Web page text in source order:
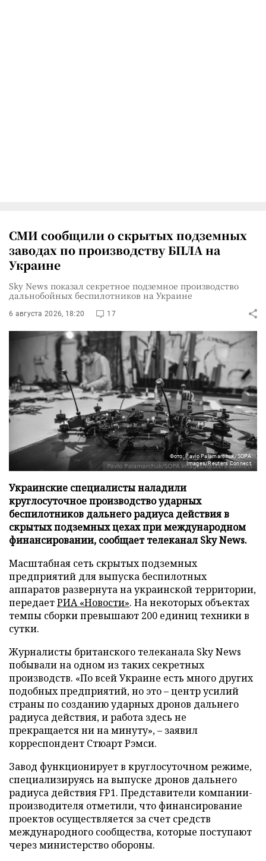
СМИ сообщили о скрытых подземных
заводах по производству БПЛА на
Украине
Sky News показал секретное подземное производство
дальнобойных беспилотников на Украине
6 августа 2026, 18:20 17
Фото: Pavlo Palamarchuk/SOPA
Images/Reuters Connect
Украинские специалисты наладили
круглосуточное производство ударных
беспилотников дальнего радиуса действия в
скрытых подземных цехах при международном
финансировании, сообщает телеканал Sky News.
Масштабная сеть скрытых подземных
предприятий для выпуска беспилотных
аппаратов развернута на украинской территории,
передаетРИА «Новости». На некоторых объектах
темпы сборки превышают 200 единиц техники в
сутки.
Журналисты британского телеканала Sky News
побывали на одном из таких секретных
производств. «По всей Украине есть много других
подобных предприятий, но это – центр усилий
страны по созданию ударных дронов дальнего
радиуса действия, и работа здесь не
прекращается ни на минуту», – заявил
корреспондент Стюарт Рэмси.
Завод функционирует в круглосуточном режиме,
специализируясь на выпуске дронов дальнего
радиуса действия FP1. Представители компании-
производителя отметили, что финансирование
проектов осуществляется за счет средств
международного сообщества, которые поступают
через министерство обороны.